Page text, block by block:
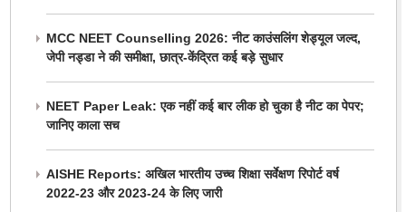
MCC NEET Counselling 2026: नीट काउंसलिंग शेड्यूल जल्द,
जेपी नड्डा ने की समीक्षा, छात्र-केंद्रित कई बड़े सुधार
NEET Paper Leak: एक नहीं कई बार लीक हो चुका है नीट का पेपर;
जानिए काला सच
AISHE Reports: अखिल भारतीय उच्च शिक्षा सर्वेक्षण रिपोर्ट वर्ष
2022-23 और 2023-24 के लिए जारी